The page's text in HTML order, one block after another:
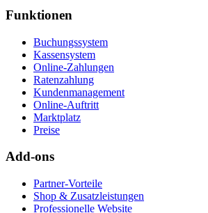
Funktionen
Buchungssystem
Kassensystem
Online-Zahlungen
Ratenzahlung
Kundenmanagement
Online-Auftritt
Marktplatz
Preise
Add-ons
Partner-Vorteile
Shop & Zusatzleistungen
Professionelle Website